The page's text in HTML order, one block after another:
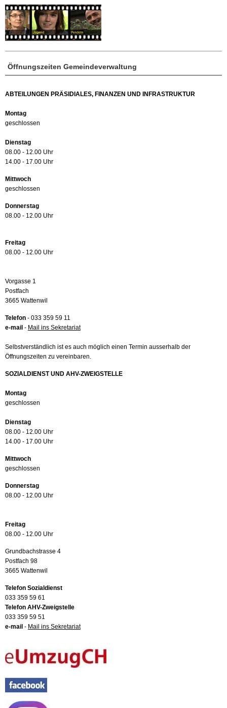
Öffnungszeiten Gemeindeverwaltung
ABTEILUNGEN PRÄSIDIALES, FINANZEN UND INFRASTRUKTUR
Montag
geschlossen
Dienstag
08.00 - 12.00 Uhr
14.00 - 17.00 Uhr
Mittwoch
geschlossen
Donnerstag
08.00 - 12.00 Uhr
Freitag
08.00 - 12.00 Uhr
Vorgasse 1
Postfach
3665 Wattenwil
Telefon - 033 359 59 11
e-mail - Mail ins Sekretariat
Selbstverständlich ist es auch möglich einen Termin ausserhalb der
Öffnungszeiten zu vereinbaren.
SOZIALDIENST UND AHV-ZWEIGSTELLE
Montag
geschlossen
Dienstag
08.00 - 12.00 Uhr
14.00 - 17.00 Uhr
Mittwoch
geschlossen
Donnerstag
08.00 - 12.00 Uhr
Freitag
08.00 - 12.00 Uhr
Grundbachstrasse 4
Postfach 98
3665 Wattenwil
Telefon Sozialdienst
033 359 59 61
Telefon AHV-Zweigstelle
033 359 59 51
e-mail - Mail ins Sekretariat